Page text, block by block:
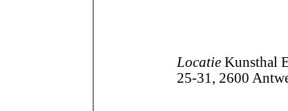
Locatie Kunsthal
25-31, 2600